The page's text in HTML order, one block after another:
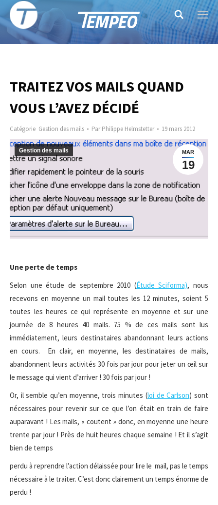
Search:
TRAITEZ VOS MAILS QUAND
VOUS L’AVEZ DÉCIDÉ
Catégorie Gestion des mails ParPhilippe Helmstetter 19 mars 2012
MAR
19
Gestion des mails
Une perte de temps
Selon une étude de septembre 2010 (Étude Sciforma), nous
recevons en moyenne un mail toutes les 12 minutes, soient 5
toutes les heures ce qui représente en moyenne et sur une
journée de 8 heures 40 mails. 75 % de ces mails sont lus
immédiatement, leurs destinataires abandonnant leurs actions
en cours. En clair, en moyenne, les destinataires de mails,
abandonnent leurs activités 30 fois par jour pour jeter un œil sur
le message qui vient d’arriver ! 30 fois par jour !
Or, il semble qu’en moyenne, trois minutes (loi de Carlson) sont
nécessaires pour revenir sur ce que l’on était en train de faire
auparavant ! Les mails, « coutent » donc, en moyenne une heure
trente par jour ! Près de huit heures chaque semaine ! Et il s’agit
bien de temps
perdu à reprendre l’action délaissée pour lire le mail, pas le temps
nécessaire à le traiter. C’est donc clairement un temps énorme de
perdu !